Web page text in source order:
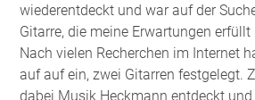
wiederentdeckt und war auf der
Gitarre, die meine Erwartungen
Nach vielen Recherchen im Internet
auf auf ein, zwei Gitarren festgelegt.
dabei Musik Heckmann entdeckt